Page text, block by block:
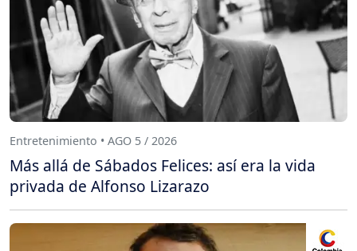
Entretenimiento • AGO 5 / 2026
Más allá de Sábados Felices: así era la vida
privada de Alfonso Lizarazo